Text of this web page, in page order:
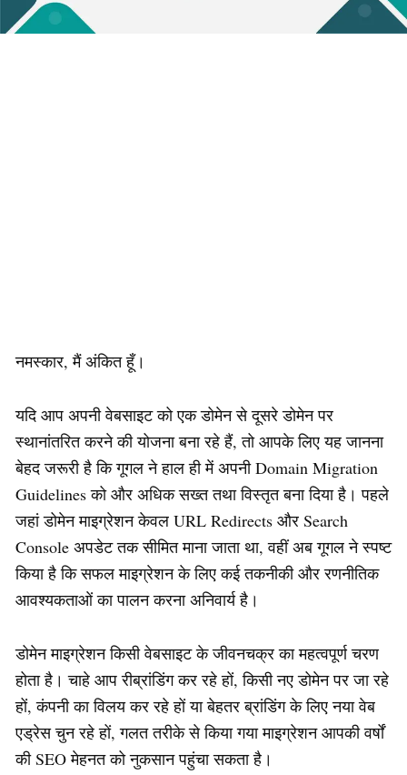
नमस्कार, मैं अंकित हूँ।
यदि आप अपनी वेबसाइट को एक डोमेन से दूसरे डोमेन पर
स्थानांतरित करने की योजना बना रहे हैं, तो आपके लिए यह जानना
बेहद जरूरी है कि गूगल ने हाल ही में अपनी Domain Migration
Guidelines को और अधिक सख्त तथा विस्तृत बना दिया है। पहले
जहां डोमेन माइग्रेशन केवल URL Redirects और Search
Console अपडेट तक सीमित माना जाता था, वहीं अब गूगल ने स्पष्ट
किया है कि सफल माइग्रेशन के लिए कई तकनीकी और रणनीतिक
आवश्यकताओं का पालन करना अनिवार्य है।
डोमेन माइग्रेशन किसी वेबसाइट के जीवनचक्र का महत्वपूर्ण चरण
होता है। चाहे आप रीब्रांडिंग कर रहे हों, किसी नए डोमेन पर जा रहे
हों, कंपनी का विलय कर रहे हों या बेहतर ब्रांडिंग के लिए नया वेब
एड्रेस चुन रहे हों, गलत तरीके से किया गया माइग्रेशन आपकी वर्षों
की SEO मेहनत को नुकसान पहुंचा सकता है।